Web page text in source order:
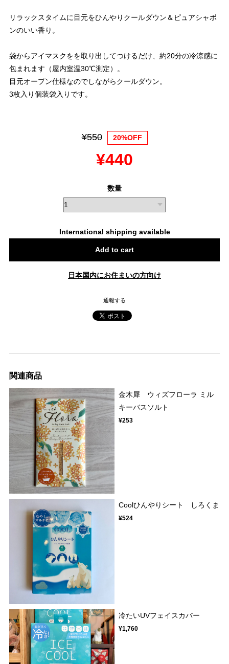
リラックスタイムに目元をひんやりクールダウン＆ピュアシャボ
ンのいい香り。
袋からアイマスクをを取り出してつけるだけ、約20分の冷涼感に
包まれます（屋内室温30℃測定）。
目元オープン仕様なのでしながらクールダウン。
3枚入り個装袋入りです。
¥550 20%OFF
¥440
数量
International shipping available
Add to cart
日本国内にお住まいの方向け
通報する
関連商品
金木犀 ウィズフローラ ミル
キーバスソルト
¥253
Coolひんやりシート しろくま
¥524
冷たいUVフェイスカバー
¥1,760